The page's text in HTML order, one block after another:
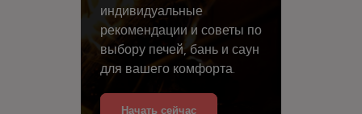
индивидуальные
рекомендации и советы по
выбору печей, бань и саун
для вашего комфорта.
Начать сейчас